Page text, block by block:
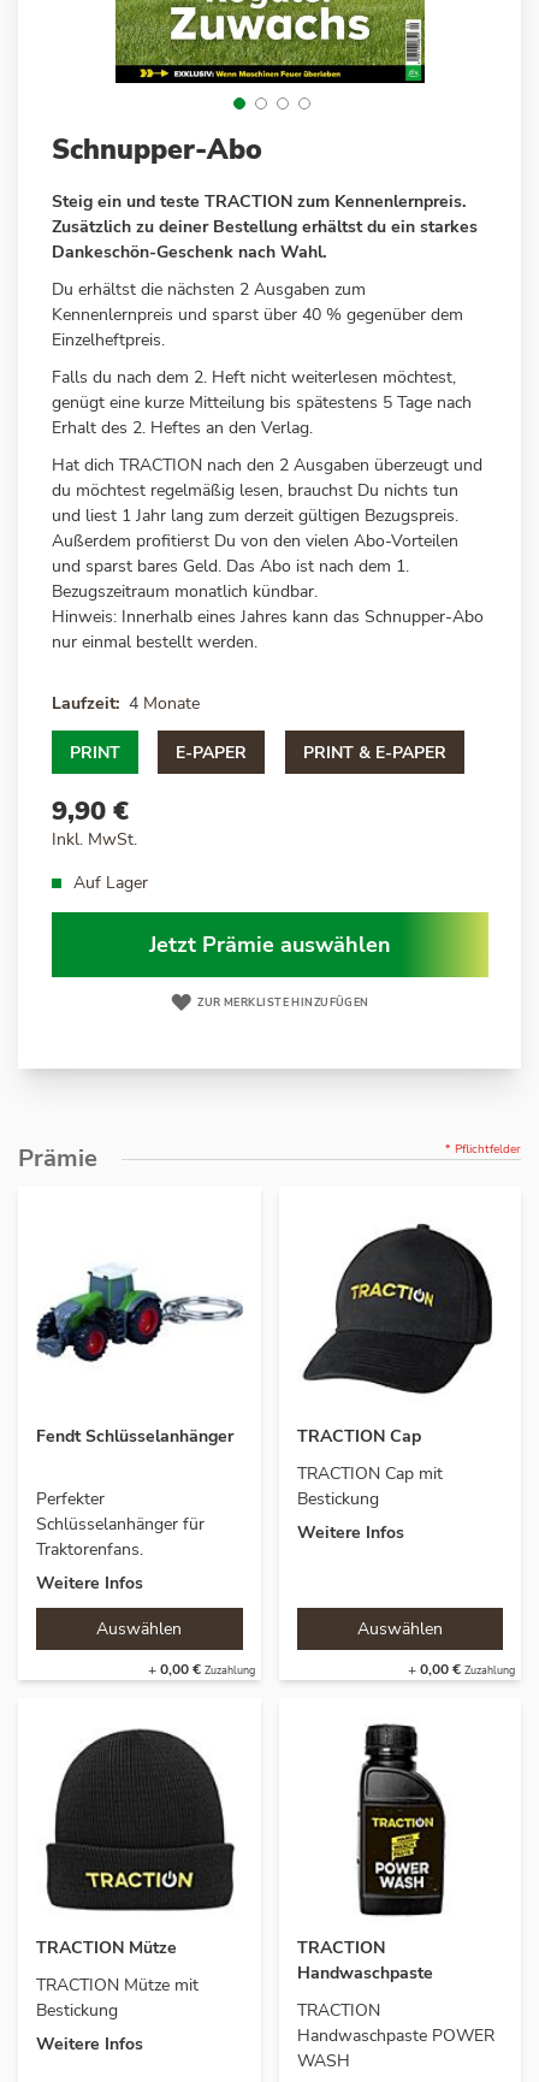
Anfang
Bildergalerie
springen
Schnupper-Abo
Steig ein und teste TRACTION zum Kennenlernpreis.
Zusätzlich zu deiner Bestellung erhältst du ein starkes
Dankeschön-Geschenk nach Wahl.
Du erhältst die nächsten 2 Ausgaben zum
Kennenlernpreis und sparst über 40 % gegenüber dem
Einzelheftpreis.
Falls du nach dem 2. Heft nicht weiterlesen möchtest,
genügt eine kurze Mitteilung bis spätestens 5 Tage nach
Erhalt des 2. Heftes an den Verlag.
Hat dich TRACTION nach den 2 Ausgaben überzeugt und
du möchtest regelmäßig lesen, brauchst Du nichts tun
und liest 1 Jahr lang zum derzeit gültigen Bezugspreis.
Außerdem profitierst Du von den vielen Abo-Vorteilen
und sparst bares Geld. Das Abo ist nach dem 1.
Bezugszeitraum monatlich kündbar.
Hinweis: Innerhalb eines Jahres kann das Schnupper-Abo
nur einmal bestellt werden.
Laufzeit 4 Monate
PRINT E-PAPER PRINT & E-PAPER
9,90 €
Inkl. MwSt.
Auf Lager
Jetzt Prämie auswählen
ZUR MERKLISTE HINZUFÜGEN
Prämie
Fendt Schlüsselanhänger
+0,00 €
Perfekter
Schlüsselanhänger für
Traktorenfans.
Weitere Infos
TRACTION Cap
+0,00 €
TRACTION Cap mit
Bestickung
Weitere Infos
TRACTION Mütze
TRACTION Mütze mit
Bestickung
Weitere Infos
TRACTION
Handwaschpaste
TRACTION
Handwaschpaste POWER
WASH
* Pflichtfelder